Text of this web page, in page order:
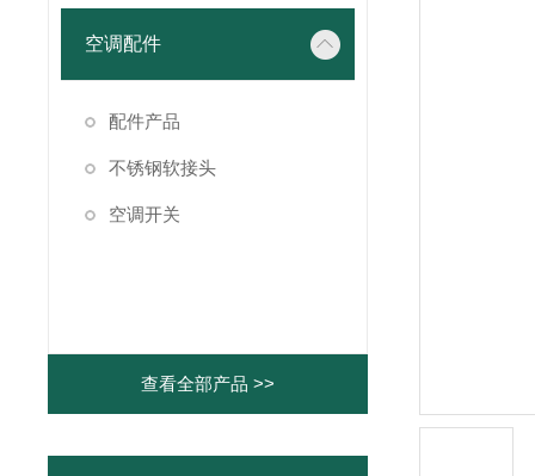
空调配件
配件产品
不锈钢软接头
空调开关
查看全部产品 >>